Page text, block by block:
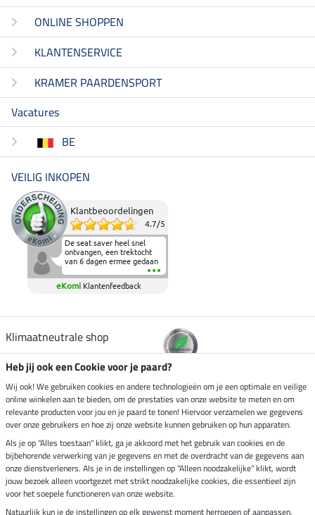
ONLINE SHOPPEN
KLANTENSERVICE
KRAMER PAARDENSPORT
Vacatures
BE
VEILIG INKOPEN
Klantbeoordelingen
4.7/5
De seat saver heel snel
ontvangen, een trektocht
van 6 dagen ermee gedaan
en deze heeft de beproeving
fantastisch doorstaan.
Heerlijk zacht om op te
elkaar in het zadel.
eKomi Klantenfeedback
Klimaatneutrale shop
Verzending per
Veilig betalen met
Impressum
Heb jij ook een Cookie voor je paard?
Wij ook! We gebruiken cookies en andere technologieën om je een optimale en veilige
online winkelen aan te bieden, om de prestaties van onze website te meten en om
relevante producten voor jou en je paard te tonen! Hiervoor verzamelen we gegevens
over onze gebruikers en hoe zij onze website kunnen gebruiken op hun apparaten.
Als je op "Alles toestaan" klikt, ga je akkoord met het gebruik van cookies en de
bijbehorende verwerking van je gegevens en met de overdracht van de gegevens aan
onze dienstverleners. Als je in de instellingen op "Alleen noodzakelijke" klikt, wordt
jouw bezoek alleen voortgezet met strikt noodzakelijke cookies, die essentieel zijn
voor het soepele functioneren van onze website.
Natuurlijk kun je de instellingen op elk gewenst moment herroepen of aanpassen.